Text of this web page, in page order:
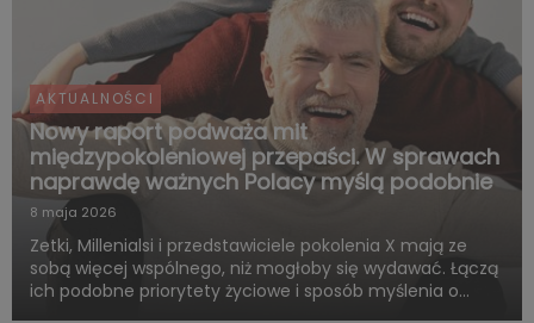
AKTUALNOŚCI
Nowy raport podważa mit
międzypokoleniowej przepaści. W sprawach
naprawdę ważnych Polacy myślą podobnie
8 maja 2026
Zetki, Millenialsi i przedstawiciele pokolenia X mają ze
sobą więcej wspólnego, niż mogłoby się wydawać. Łączą
ich podobne priorytety życiowe i sposób myślenia o